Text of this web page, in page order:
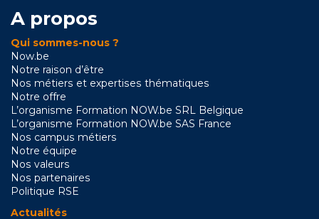
A propos
Qui sommes-nous ?
Now.be
Notre raison d’être
Nos métiers et expertises thématiques
Notre offre
L’organisme Formation NOW.be SRL Belgique
L’organisme Formation NOW.be SAS France
Nos campus métiers
Notre équipe
Nos valeurs
Nos partenaires
Politique RSE
Actualités